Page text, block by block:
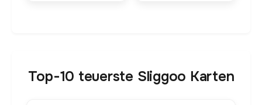
Top-10 teuerste Sliggoo Karten